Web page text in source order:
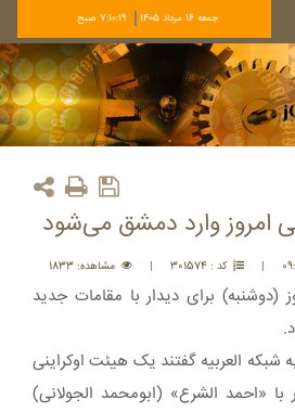
جمعه 16 مرداد 1405 7:10:19 صبح
امروز وارد دمشق می‌شود
| کد : 301574 | مشاهده: 1833
(دوشنبه) برای دیدار با مقامات جدید
شبکه العربیه گفتند یک هیئت اوکراینی
با «احمد الشرع» (ابومحمد الجولانی)